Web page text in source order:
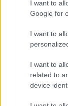
I want to
Google for
I want to
I want to
related to
device